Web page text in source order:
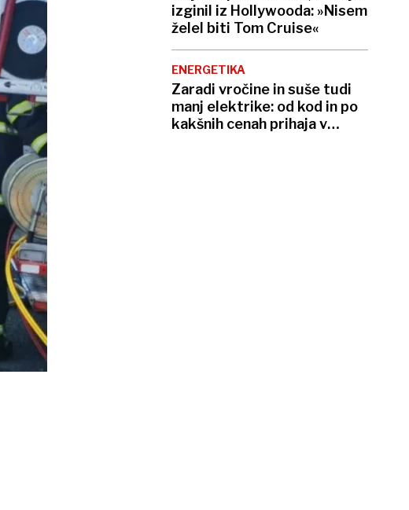
izginil iz Hollywooda: »Nisem
želel biti Tom Cruise«
ENERGETIKA
Zaradi vročine in suše tudi
manj elektrike: od kod in po
kakšnih cenah prihaja v